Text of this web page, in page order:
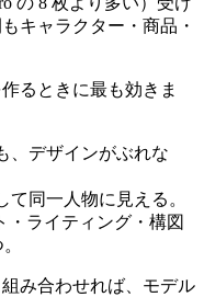
キャラクター・商品・
るときに最も効きま
、デザインがぶれな
同一人物に見える。
ライティング・構図
み合わせれば、モデル